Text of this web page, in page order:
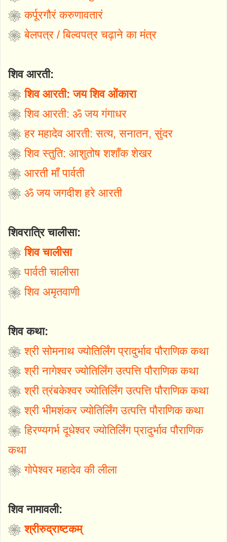
❀कर्पूरगौरं करुणावतारं
❀बेलपत्र / बिल्वपत्र चढ़ाने का मंत्र
शिव आरती:
❀शिव आरती: जय शिव ओंकारा
❀शिव आरती: ॐ जय गंगाधर
❀हर महादेव आरती: सत्य, सनातन, सुंदर
❀शिव स्तुति: आशुतोष शशाँक शेखर
❀ आरती माँ पार्वती
❀ ॐ जय जगदीश हरे आरती
शिवरात्रि चालीसा:
❀शिव चालीसा
❀पार्वती चालीसा
❀शिव अमृतवाणी
शिव कथा:
❀श्री सोमनाथ ज्योतिर्लिंग प्रादुर्भाव पौराणिक कथा
❀श्री नागेश्वर ज्योतिर्लिंग उत्पत्ति पौराणिक कथा
❀श्री त्रंबकेश्वर ज्योतिर्लिंग उत्पत्ति पौराणिक कथा
❀श्री भीमशंकर ज्योतिर्लिंग उत्पत्ति पौराणिक कथा
❀हिरण्यगर्भ दूधेश्वर ज्योतिर्लिंग प्रादुर्भाव पौराणिक
कथा
❀गोपेश्वर महादेव की लीला
शिव नामावली:
❀श्रीरुद्राष्टकम्